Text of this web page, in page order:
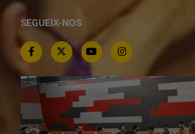
SEGUEIX-NOS